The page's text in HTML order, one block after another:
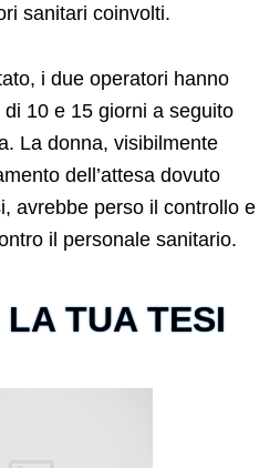
sanitari coinvolti.
i due operatori hanno
10 e 15 giorni a seguito
La donna, visibilmente
dell’attesa dovuto
avrebbe perso il controllo e
il personale sanitario.
TUA TESI